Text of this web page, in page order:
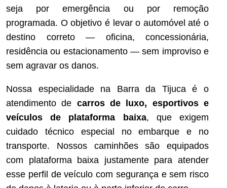
seja por emergência ou por remoção
programada. O objetivo é levar o automóvel até o
destino correto — oficina, concessionária,
residência ou estacionamento — sem improviso e
sem agravar os danos.
Nossa especialidade na Barra da Tijuca é o
atendimento de carros de luxo, esportivos e
veículos de plataforma baixa, que exigem
cuidado técnico especial no embarque e no
transporte. Nossos caminhões são equipados
com plataforma baixa justamente para atender
esse perfil de veículo com segurança e sem risco